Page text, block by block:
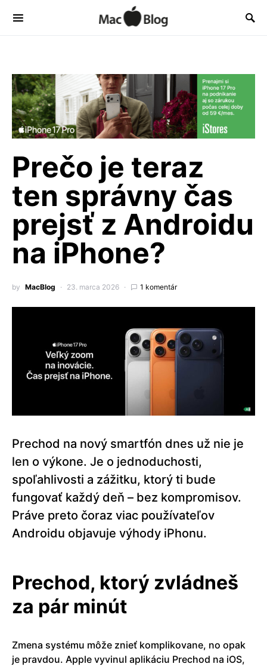
Prečo je teraz
ten správny čas
prejsť z Androidu
na iPhone?
by MacBlog 23. marca 2026 1 komentár
Prechod na nový smartfón dnes už nie je
len o výkone. Je o jednoduchosti,
spoľahlivosti a zážitku, ktorý ti bude
fungovať každý deň – bez kompromisov.
Práve preto čoraz viac používateľov
Androidu objavuje výhody iPhonu.
Prechod, ktorý zvládneš
za pár minút
Zmena systému môže znieť komplikovane, no opak
je pravdou. Apple vyvinul aplikáciu Prechod na iOS,